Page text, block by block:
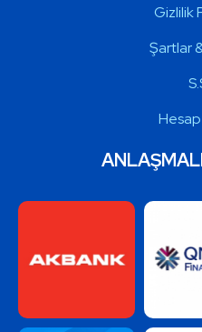
Gizlilik
Şartlar